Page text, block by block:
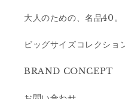
大人のための、名品40。
ビッグサイズコレクショ
BRAND CONCEPT